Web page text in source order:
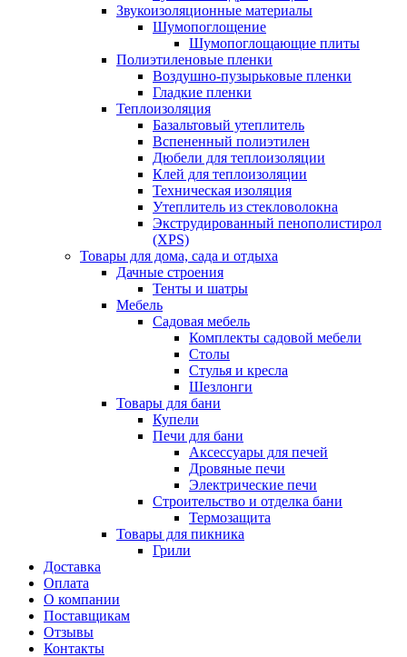
Звукоизоляционные материалы
Шумопоглощение
Шумопоглощающие плиты
Полиэтиленовые пленки
Воздушно-пузырьковые пленки
Гладкие пленки
Теплоизоляция
Базальтовый утеплитель
Вспененный полиэтилен
Дюбели для теплоизоляции
Клей для теплоизоляции
Техническая изоляция
Утеплитель из стекловолокна
Экструдированный пенополистирол
(XPS)
Товары для дома, сада и отдыха
Дачные строения
Тенты и шатры
Мебель
Садовая мебель
Комплекты садовой мебели
Столы
Стулья и кресла
Шезлонги
Товары для бани
Купели
Печи для бани
Аксессуары для печей
Дровяные печи
Электрические печи
Строительство и отделка бани
Термозащита
Товары для пикника
Грили
Доставка
Оплата
О компании
Поставщикам
Отзывы
Контакты